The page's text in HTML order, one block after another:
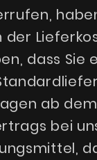
dass
ab
bei